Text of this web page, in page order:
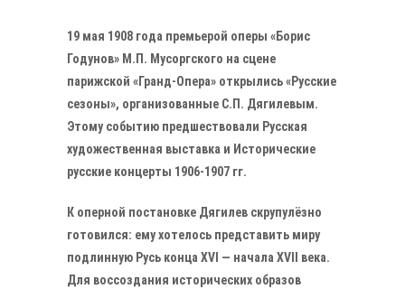
19 мая 1908 года премьерой оперы «Борис
Годунов» М.П. Мусоргского на сцене
парижской «Гранд-Опера» открылись «Русские
сезоны», организованные С.П. Дягилевым.
Этому событию предшествовали Русская
художественная выставка и Исторические
русские концерты 1906-1907 гг.
К оперной постановке Дягилев скрупулёзно
готовился: ему хотелось представить миру
подлинную Русь конца XVI — начала XVII века.
Для воссоздания исторических образов